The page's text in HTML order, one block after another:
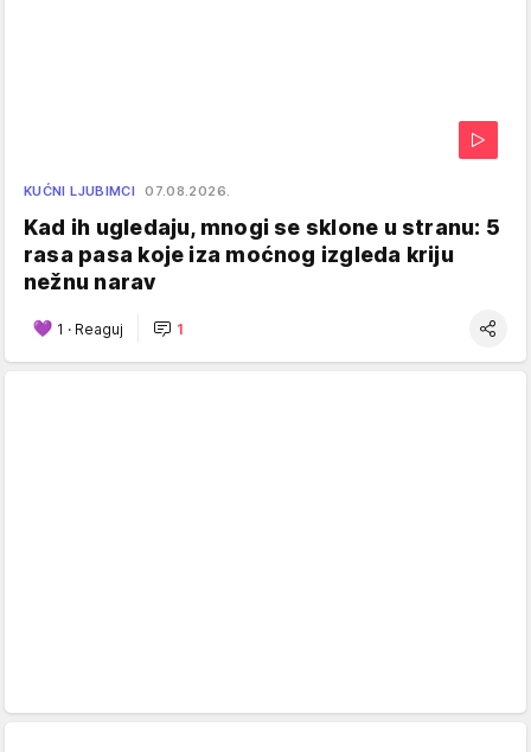
KUĆNI LJUBIMCI 07.08.2026.
Kad ih ugledaju, mnogi se sklone u stranu: 5
rasa pasa koje iza moćnog izgleda kriju
nežnu narav
1 · Reaguj 1